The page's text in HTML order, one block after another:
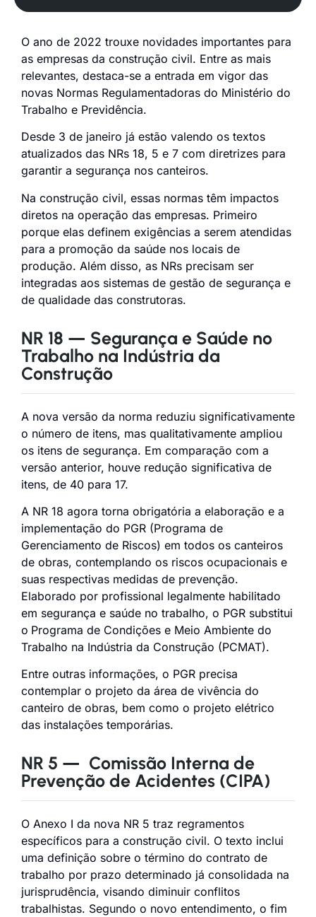
O ano de 2022 trouxe novidades importantes para
as empresas da construção civil. Entre as mais
relevantes, destaca-se a entrada em vigor das
novas Normas Regulamentadoras do Ministério do
Trabalho e Previdência.
Desde 3 de janeiro já estão valendo os textos
atualizados das NRs 18, 5 e 7 com diretrizes para
garantir a segurança nos canteiros.
Na construção civil, essas normas têm impactos
diretos na operação das empresas. Primeiro
porque elas definem exigências a serem atendidas
para a promoção da saúde nos locais de
produção. Além disso, as NRs precisam ser
integradas aos sistemas de gestão de segurança e
de qualidade das construtoras.
NR 18 — Segurança e Saúde no
Trabalho na Indústria da
Construção
A nova versão da norma reduziu significativamente
o número de itens, mas qualitativamente ampliou
os itens de segurança. Em comparação com a
versão anterior, houve redução significativa de
itens, de 40 para 17.
A NR 18 agora torna obrigatória a elaboração e a
implementação do PGR (Programa de
Gerenciamento de Riscos) em todos os canteiros
de obras, contemplando os riscos ocupacionais e
suas respectivas medidas de prevenção.
Elaborado por profissional legalmente habilitado
em segurança e saúde no trabalho, o PGR substitui
o Programa de Condições e Meio Ambiente do
Trabalho na Indústria da Construção (PCMAT).
Entre outras informações, o PGR precisa
contemplar o projeto da área de vivência do
canteiro de obras, bem como o projeto elétrico
das instalações temporárias.
NR 5 — Comissão Interna de
Prevenção de Acidentes (CIPA)
O Anexo I da nova NR 5 traz regramentos
específicos para a construção civil. O texto inclui
uma definição sobre o término do contrato de
trabalho por prazo determinado já consolidada na
jurisprudência, visando diminuir conflitos
trabalhistas. Segundo o novo entendimento, o fim